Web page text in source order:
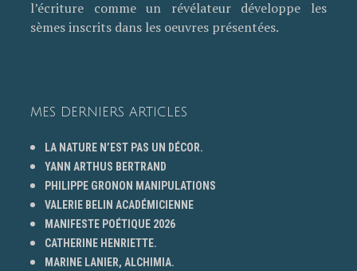
l’écriture comme un révélateur développe les
sèmes inscrits dans les oeuvres présentées.
MES DERNIERS ARTICLES
LA NATURE N’EST PAS UN DÉCOR.
YANN ARTHUS BERTRAND
PHILIPPE GRONON MANIPULATIONS
VALERIE BELIN ACADÉMICIENNE
MANIFESTE POÉTIQUE 2026
CATHERINE HENRIETTE.
MARINE LANIER, ALCHIMIA.